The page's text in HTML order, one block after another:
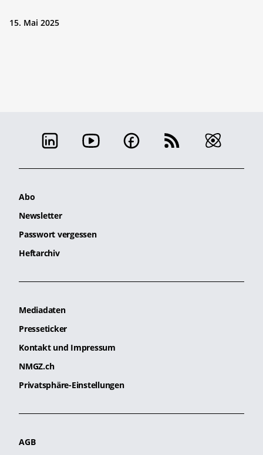
15. Mai 2025
Abo
Newsletter
Passwort vergessen
Heftarchiv
Mediadaten
Presseticker
Kontakt und Impressum
NMGZ.ch
Privatsphäre-Einstellungen
AGB